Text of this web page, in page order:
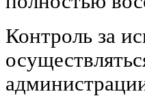
Контроль за